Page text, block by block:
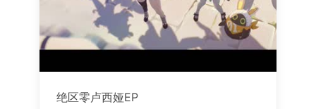
绝区零卢西娅EP